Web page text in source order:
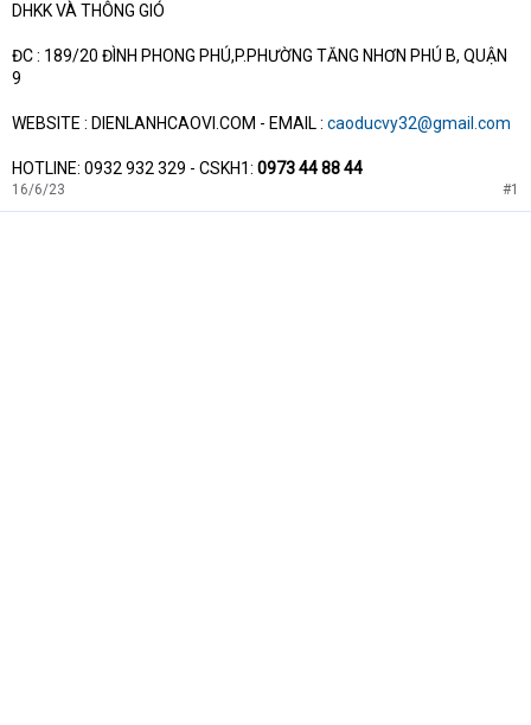
DHKK VÀ THÔNG GIÓ
ĐC : 189/20 ĐÌNH PHONG PHÚ,P.PHƯỜNG TĂNG NHƠN PHÚ B, QUẬN
9
WEBSITE : DIENLANHCAOVI.COM - EMAIL : caoducvy32@gmail.com
HOTLINE: 0932 932 329 - CSKH1: 0973 44 88 44
16/6/23 #1